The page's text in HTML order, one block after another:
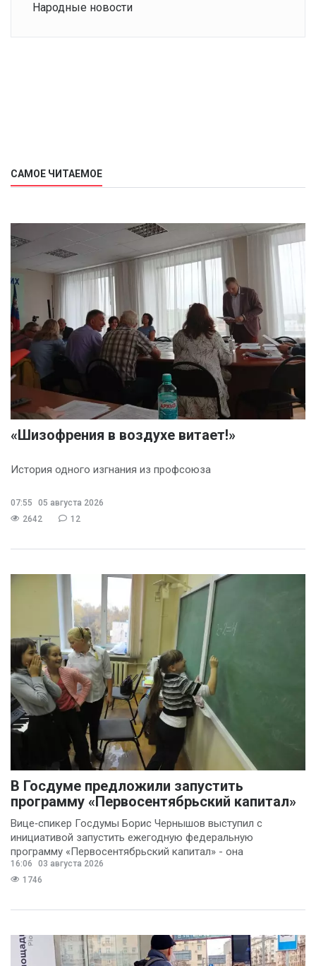
Народные новости
САМОЕ ЧИТАЕМОЕ
«Шизофрения в воздухе витает!»
История одного изгнания из профсоюза
07:55
05 августа 2026
2642
12
В Госдуме предложили запустить
программу «Первосентябрьский капитал»
Вице‑спикер Госдумы Борис Чернышов выступил с
инициативой запустить ежегодную федеральную
программу «Первосентябрьский капитал» - она
предполагает
16:06
03 августа 2026
1746